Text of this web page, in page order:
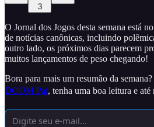
3
O Jornal dos Jogos desta semana está
de notícias canônicas, incluindo
outro lado, os próximos dias parecem
muitos lançamentos de peso chegando!
Bora para mais um resumão da
DOOM Pai, tenha uma boa leitura e